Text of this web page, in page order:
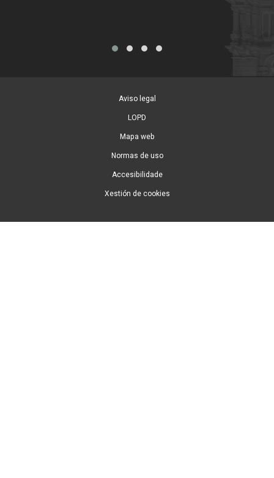
Aviso legal
LOPD
Mapa web
Normas de uso
Accesibilidade
Xestión de cookies